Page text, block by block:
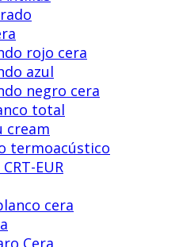
rojo cera
azul
negro cera
total
cream
termoacústico
EUR
cera
Cera